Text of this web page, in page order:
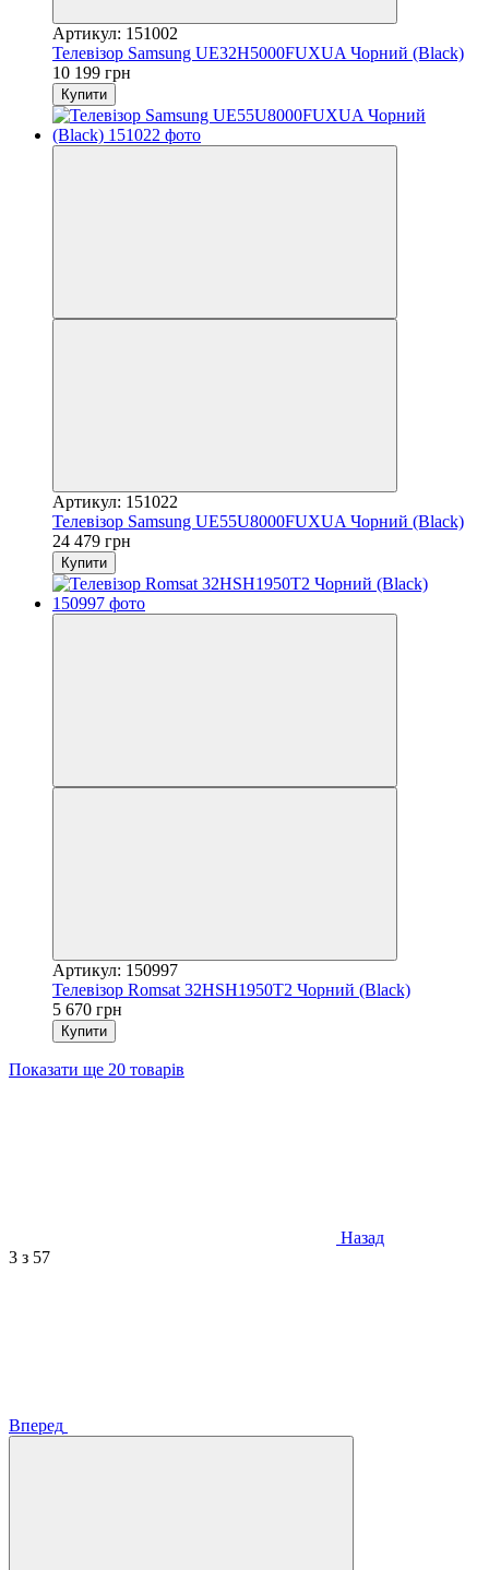
Артикул: 151002
Телевізор Samsung UE32H5000FUXUA Чорний (Black)
10 199 грн
Купити
Артикул: 151022
Телевізор Samsung UE55U8000FUXUA Чорний (Black)
24 479 грн
Купити
Артикул: 150997
Телевізор Romsat 32HSH1950T2 Чорний (Black)
5 670 грн
Купити
Показати ще 20 товарів
Назад
3 з 57
Вперед